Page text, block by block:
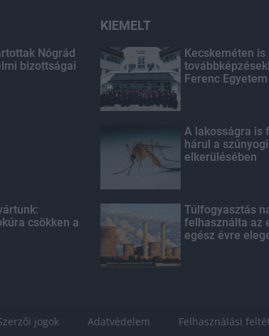
Nógrád
bizottságai
csökken a
KIEMELT
Kecskeméten is
Ferenc Egyetem
A lakosságra is
hárul a
elkerülésében
Túlfogyasztás
felhasználta az
egész évre
jogok Adatvédelem Felhasználási